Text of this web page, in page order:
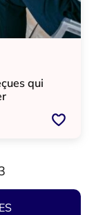
qui